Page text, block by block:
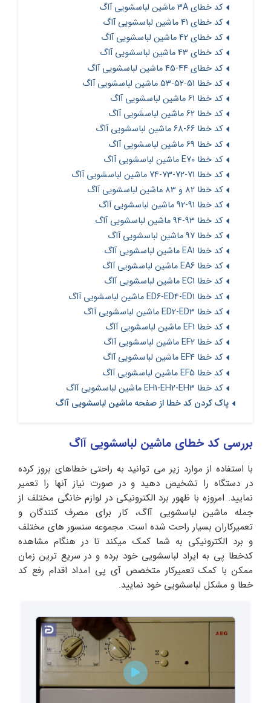
کد خطای 3A ماشین لباسشویی آاگ
کد خطای 41 ماشین لباسشویی آاگ
کد خطای 42 ماشین لباسشویی آاگ
کد خطای 43 ماشین لباسشویی آاگ
کد خطای 44-45 ماشین لباسشویی آاگ
کد خطا 51-52-53 ماشین لباسشویی آاگ
کد خطا 61 ماشین لباسشویی آاگ
کد خطا 62 ماشین لباسشویی آاگ
کد خطا 66-68 ماشین لباسشویی آاگ
کد خطا 69 ماشین لباسشویی آاگ
کد خطا E70 ماشین لباسشویی آاگ
کد خطا 71-72-73-74 ماشین لباسشویی آاگ
کد خطا 82 و 83 ماشین لباسشویی آاگ
کد خطا 91-92 ماشین لباسشویی آاگ
کد خطا 93-94 ماشین لباسشویی آاگ
کد خطا 97 ماشین لباسشویی آاگ
کد خطا EA1 ماشین لباسشویی آاگ
کد خطا EA6 ماشین لباسشویی آاگ
کد خطا EC1 ماشین لباسشویی آاگ
کد خطا ED6-ED4-ED1 ماشین لباسشویی آاگ
کد خطا ED2-ED3 ماشین لباسشویی آاگ
کد خطا EF1 ماشین لباسشویی آاگ
کد خطا EF2 ماشین لباسشویی آاگ
کد خطا EF4 ماشین لباسشویی آاگ
کد خطا EF5 ماشین لباسشویی آاگ
کد خطا EH1-EH2-EH3 ماشین لباسشویی آاگ
پاک کردن کد خطا از صفحه ماشین لباسشویی آاگ
بررسی کد خطای ماشین لباسشویی آاگ
با استفاده از موارد زیر می توانید به راحتی خطاهای بروز کرده
در دستگاه را تشخیص دهید و در صورت نیاز آنها را تعمیر
نمایید. امروزه با ظهور برد الکترونیکی در لوازم خانگی مختلف از
جمله ماشین لباسشویی آاگ، کار برای مصرف کنندگان و
تعمیرکاران بسیار راحت شده است. مجموعه سنسور های مختلف
و برد الکترونیکی به شما کمک میکند تا در هنگام مشاهده
کدخطا پی به ایراد لباسشویی خود برده و در سریع ترین زمان
ممکن با کمک تعمیرکار متخصص آی پی امداد اقدام رفع کد
خطا و مشکل لباسشویی خود نمایید.